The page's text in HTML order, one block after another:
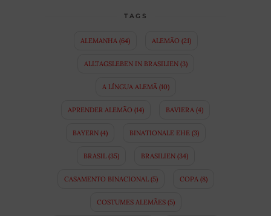
TAGS
ALEMANHA(64) ALEMÃO (21)
ALLTAGSLEBEN IN BRASILIEN(3)
A LÍNGUA ALEMÃ(10)
APRENDER ALEMÃO (14) BAVIERA (4)
BAYERN(4) BINATIONALE EHE(3)
BRASIL(35) BRASILIEN(34)
CASAMENTO BINACIONAL(5) COPA(8)
COSTUMES ALEMÃES(5)